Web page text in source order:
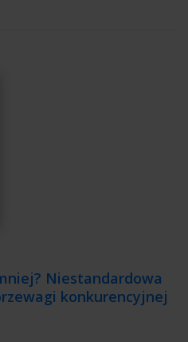
Niestandardowa
konkurencyjnej